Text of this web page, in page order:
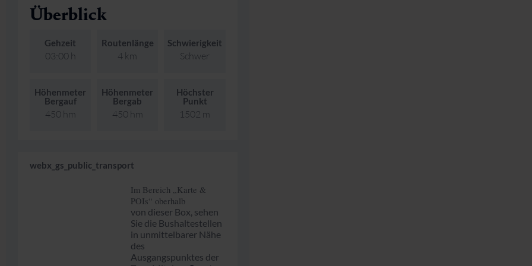
Skifahren & Snowboarden
Langlaufen
Sportmedizin
Kunst & Kultur
Gastein Card
Gastein von A-Z
Genuss und Kulinarik
Überblick
Gehzeit
03:00 h
Routenlänge
4 km
Schwierigkeit
Schwer
Höhenmeter
Bergauf
450 hm
Höhenmeter
Bergab
450 hm
Höchster
Punkt
1502 m
webx_gs_public_transport
Im Bereich „Karte &
POIs“ oberhalb
von dieser Box, sehen
Sie die Bushaltestellen
in unmittelbarer Nähe
des
Ausgangspunktes der